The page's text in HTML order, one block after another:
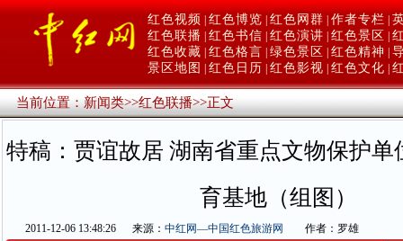
红色视频 红色博览 红色网群 作者专栏
红色联播 红色书信 红色演讲 红色景区
红色收藏 红色格言 绿色景区 红色精神
景区地图
红色日历 红色影视 红色文化
当前位置：新闻类>>红色联播>>正文
特稿：贾谊故居 湖南省重点文物保护单
育基地（组图）
2011-12-06 13:48:26 来源： 中红网—中国红色旅游网
作者：罗雄